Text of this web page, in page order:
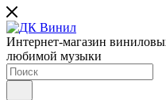
Интернет-магазин
любимой музыки